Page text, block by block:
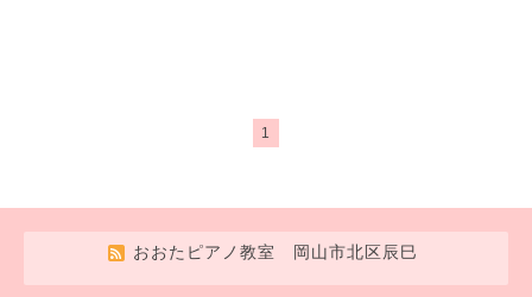
1
おおたピアノ教室 岡山市北区辰巳